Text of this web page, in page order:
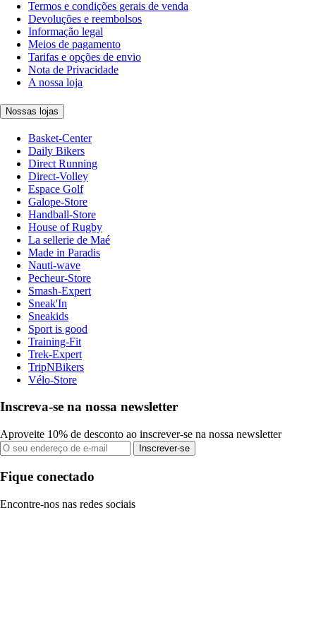
Termos e condições gerais de venda
Devoluções e reembolsos
Informação legal
Meios de pagamento
Tarifas e opções de envio
Nota de Privacidade
A nossa loja
Nossas lojas
Basket-Center
Daily Bikers
Direct Running
Direct-Volley
Espace Golf
Galope-Store
Handball-Store
House of Rugby
La sellerie de Maé
Made in Paradis
Nauti-wave
Pecheur-Store
Smash-Expert
Sneak'In
Sneakids
Sport is good
Training-Fit
Trek-Expert
TripNBikers
Vélo-Store
Inscreva-se na nossa newsletter
Aproveite 10% de desconto ao inscrever-se na nossa newsletter
Inscrever-se
Fique conectado
Encontre-nos nas redes sociais